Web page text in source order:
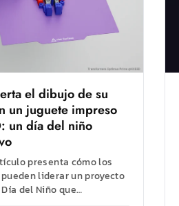
el dibujo de su
un juguete impreso
un día del niño
presenta cómo los
liderar un proyecto
del Niño que